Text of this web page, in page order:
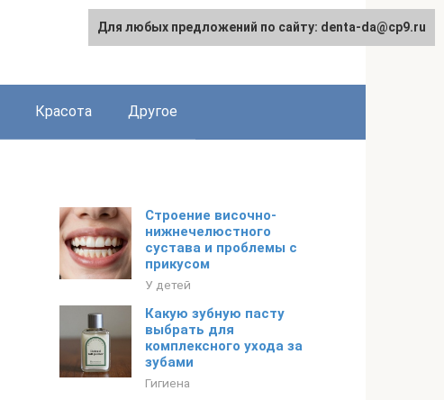
Красота Другое
Строение височно-
нижнечелюстного
сустава и проблемы с
прикусом
У детей
Какую зубную пасту
выбрать для
комплексного ухода за
зубами
Гигиена
Для любых предложений по сайту: denta-da@cp9.ru